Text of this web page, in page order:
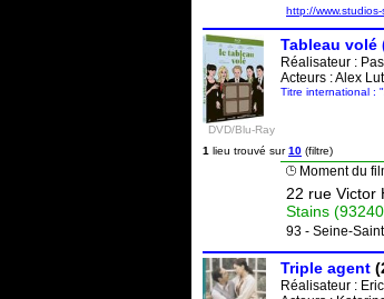
http://
DVD/Blu-Ray
Tableau volé
Réalisateur :
Acteurs : Alex
Titre international :
1 lieu trouvé sur10 (filtre)
Moment du
22 rue Victor
Stains
93 - Seine-
Triple agent
Réalisateur :